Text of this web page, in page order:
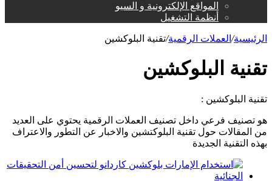
المواقع الإلكترونية و السيو
أنظمة التشغيل
الرئيسية/ العملات الرقمية/تقنية البلوكشين
تقنية البلوكشين
تقنية البلوكشين :
هو تصنيف فرعي داخل تصنيف العملات الرقمية يحتوي على العديد
من المقالات حول تقنية البلوكتشين والاخبار عن التطور والاعتراف
بهذه التقنية الجديدة